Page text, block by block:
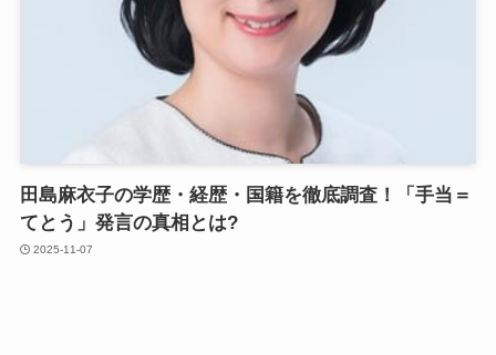
田島麻衣子の学歴・経歴・国籍を徹底調査！「手当＝
てとう」発言の真相とは?
2025-11-07